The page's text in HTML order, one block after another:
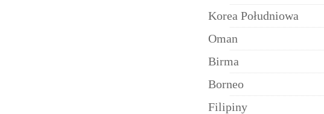
Korea Południowa
Oman
Birma
Borneo
Filipiny